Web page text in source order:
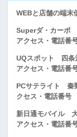
WEBと店舗の端末
Superダ・カーポ
アクセス・電話番
UQスポット 四条
アクセス・電話番
PCサテライト 秦
クセス・電話番号
新日通モバイル 大
アクセス・電話番